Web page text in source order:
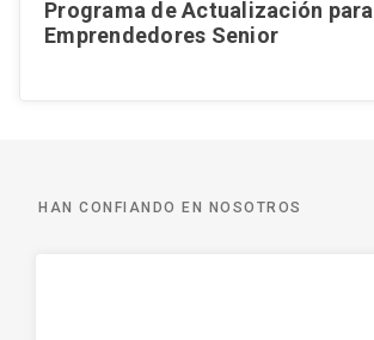
Programa de Actualización para
Emprendedores Senior
HAN CONFIANDO EN NOSOTROS